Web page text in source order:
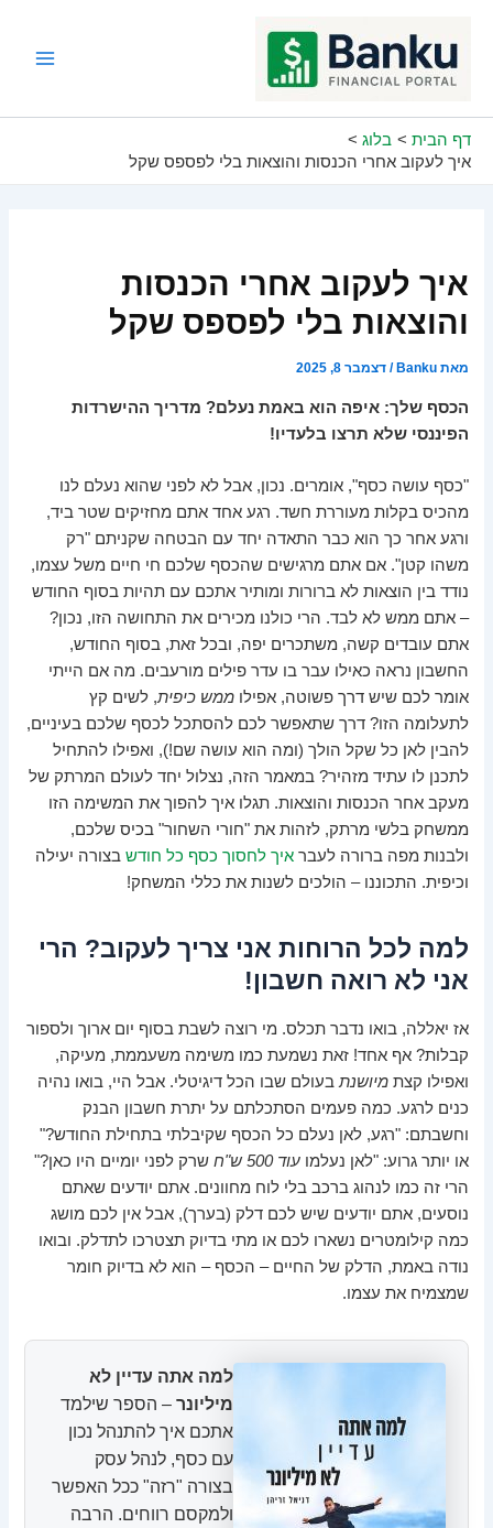
דף הבית
בלוג
איך לעקוב אחרי הכנסות והוצאות בלי לפספס שקל
איך לעקוב אחרי הכנסות
והוצאות בלי לפספס שקל
מאתBanku
/דצמבר 8, 2025
הכסף שלך: איפה הוא באמת נעלם? מדריך ההישרדות
הפיננסי שלא תרצו בלעדיו!
"כסף עושה כסף", אומרים. נכון, אבל לא לפני שהוא נעלם לנו
מהכיס בקלות מעוררת חשד. רגע אחד אתם מחזיקים שטר ביד,
ורגע אחר כך הוא כבר התאדה יחד עם הבטחה שקניתם "רק
משהו קטן". אם אתם מרגישים שהכסף שלכם חי חיים משל עצמו,
נודד בין הוצאות לא ברורות ומותיר אתכם עם תהיות בסוף החודש
– אתם ממש לא לבד. הרי כולנו מכירים את התחושה הזו, נכון?
אתם עובדים קשה, משתכרים יפה, ובכל זאת, בסוף החודש,
החשבון נראה כאילו עבר בו עדר פילים מורעבים. מה אם הייתי
אומר לכם שיש דרך פשוטה, אפילוממש כיפית, לשים קץ
לתעלומה הזו? דרך שתאפשר לכם להסתכל לכסף שלכם בעיניים,
להבין לאן כל שקל הולך (ומה הוא עושה שם!), ואפילו להתחיל
לתכנן לו עתיד מזהיר? במאמר הזה, נצלול יחד לעולם המרתק של
מעקב אחר הכנסות והוצאות. תגלו איך להפוך את המשימה הזו
ממשחק בלשי מרתק, לזהות את "חורי השחור" בכיס שלכם,
ולבנות מפה ברורה לעבראיך לחסוך כסף כל חודש בצורה יעילה
וכיפית. התכוננו – הולכים לשנות את כללי המשחק!
למה לכל הרוחות אני צריך לעקוב? הרי
אני לא רואה חשבון!
אז יאללה, בואו נדבר תכלס. מי רוצה לשבת בסוף יום ארוך ולספור
קבלות? אף אחד! זאת נשמעת כמו משימה משעממת, מעיקה,
ואפילו קצתמיושנת בעולם שבו הכל דיגיטלי. אבל היי, בואו נהיה
כנים לרגע. כמה פעמים הסתכלתם על יתרת חשבון הבנק
וחשבתם: "רגע, לאן נעלם כל הכסף שקיבלתי בתחילת החודש?"
או יותר גרוע: "לאן נעלמועוד 500 ש"ח
שרק לפני יומיים היו כאן?"
הרי זה כמו לנהוג ברכב בלי לוח מחוונים. אתם יודעים שאתם
נוסעים, אתם יודעים שיש לכם דלק (בערך), אבל אין לכם מושג
כמה קילומטרים נשארו לכם או מתי בדיוק תצטרכו לתדלק. ובואו
נודה באמת, הדלק של החיים – הכסף – הוא לא בדיוק חומר
שמצמיח את עצמו.
למה אתה עדיין לא
מיליונר – הספר שילמד
אתכם איך להתנהל נכון
עם כסף, לנהל עסק
בצורה "רזה" ככל האפשר
ולמקסם רווחים. הרבה